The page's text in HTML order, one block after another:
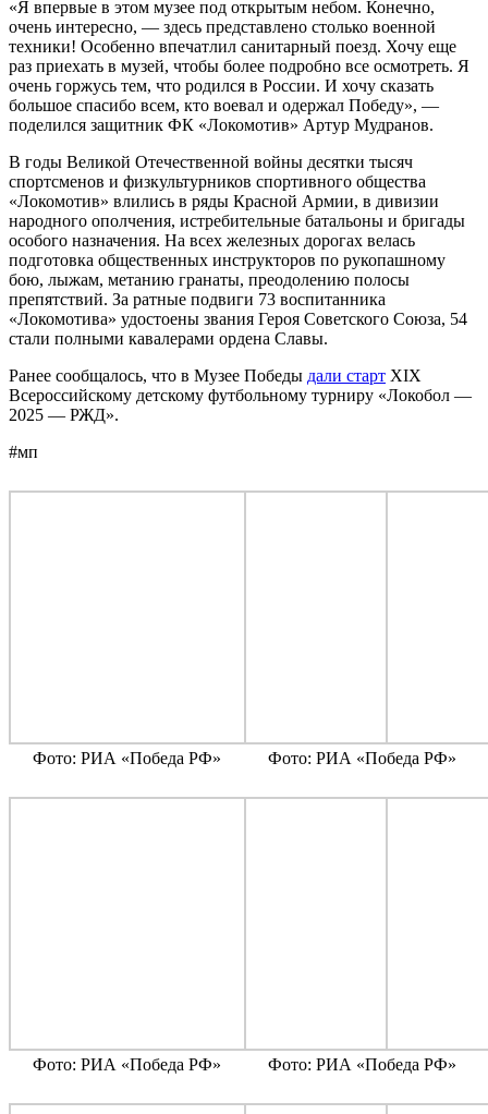
«Я впервые в этом музее под открытым небом. Конечно,
очень интересно, — здесь представлено столько военной
техники! Особенно впечатлил санитарный поезд. Хочу еще
раз приехать в музей, чтобы более подробно все осмотреть. Я
очень горжусь тем, что родился в России. И хочу сказать
большое спасибо всем, кто воевал и одержал Победу», —
поделился защитник ФК «Локомотив» Артур Мудранов.
В годы Великой Отечественной войны десятки тысяч
спортсменов и физкультурников спортивного общества
«Локомотив» влились в ряды Красной Армии, в дивизии
народного ополчения, истребительные батальоны и бригады
особого назначения. На всех железных дорогах велась
подготовка общественных инструкторов по рукопашному
бою, лыжам, метанию гранаты, преодолению полосы
препятствий. За ратные подвиги 73 воспитанника
«Локомотива» удостоены звания Героя Советского Союза, 54
стали полными кавалерами ордена Славы.
Ранее сообщалось, что в Музее Победы дали старт XIX
Всероссийскому детскому футбольному турниру «Локобол —
2025 — РЖД».
#мп
Фото: РИА «Победа РФ» Фото: РИА «Победа РФ»
Фото: РИА «Победа РФ» Фото: РИА «Победа РФ»